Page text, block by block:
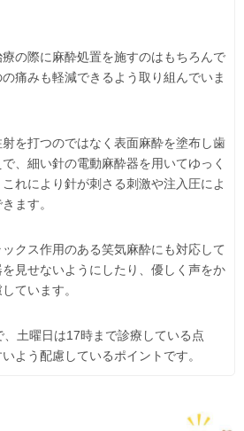
の際に麻酔処置を施すのはもちろんで
痛みも軽減できるよう取り組んでいま
を打つのではなく表面麻酔を塗布し歯
、細い針の電動麻酔器を用いてゆっく
れにより針が刺さる刺激や注入圧によ
ます。
クス作用のある笑気麻酔にも対応して
見せないようにしたり、優しく声をか
ています。
土曜日は17時まで診療している点
よう配慮しているポイントです。